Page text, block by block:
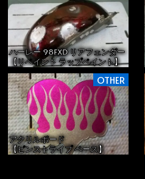
ハーレー 98FXD リアフェンダー
【リペイント ラップペイント】
OTHER
アクリルボード
【ピンストライプ ベース】